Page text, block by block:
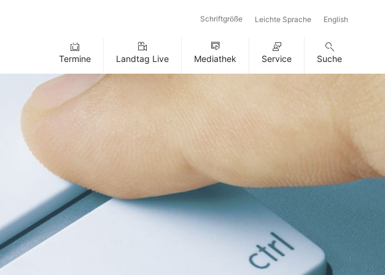
Schriftgröße Leichte Sprache English
Termine Landtag Live Mediathek Service Suche